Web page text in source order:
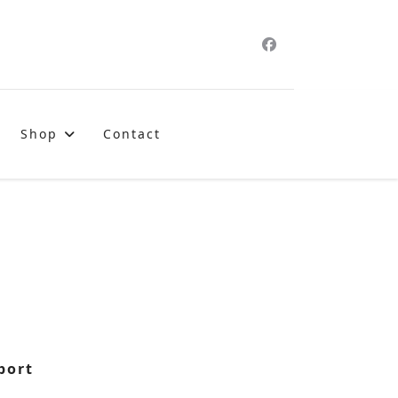
Shop Contact